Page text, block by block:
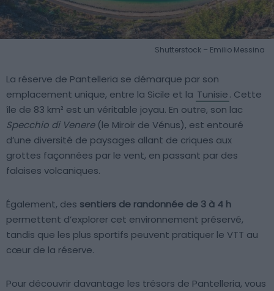
Shutterstock – Emilio Messina
La réserve de Pantelleria se démarque par son
emplacement unique, entre la Sicile et la Tunisie. Cette
île de 83 km² est un véritable joyau. En outre, son lac
Specchio di Venere(le Miroir de Vénus), est entouré
d’une diversité de paysages allant de criques aux
grottes façonnées par le vent, en passant par des
falaises volcaniques.
Également, des sentiers de randonnée de 3 à 4 h
permettent d’explorer cet environnement préservé,
tandis que les plus sportifs peuvent pratiquer le VTT au
cœur de la réserve.
Pour découvrir davantage les trésors de Pantelleria, vous